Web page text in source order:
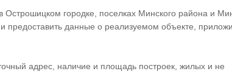
городке, поселках Минского района и
предоставить данные о реализуемом объекте,
адрес, наличие и площадь построек, жилых и не